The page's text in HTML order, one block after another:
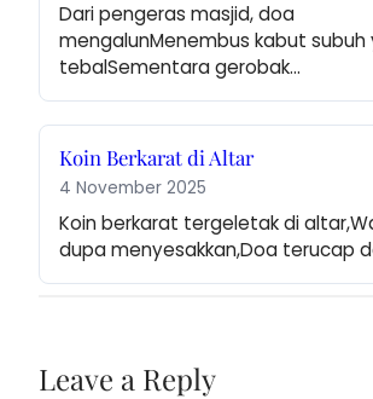
Dari pengeras masjid, doa
mengalunMenembus kabut subuh
tebalSementara gerobak…
Koin Berkarat di Altar
4 November 2025
Koin berkarat tergeletak di
dupa menyesakkan,Doa terucap
Leave a Reply